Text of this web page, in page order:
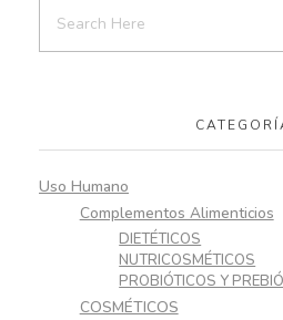
Uso Humano
Complementos Alimenticios
DIETÉTICOS
NUTRICOSMÉTICOS
PROBIÓTICOS Y
COSMÉTICOS